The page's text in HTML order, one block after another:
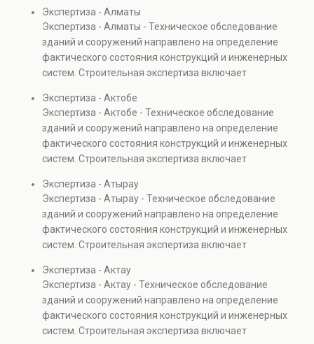
элементов и оценку эксплуатационной безопасности.
Услуга востребована при покупке недвижимости,
капитальном ремонте и реконструкции объектов, а
также при судебных разбирательствах и технических
проверках.
Экспертиза - Алматы
Экспертиза - Алматы - Техническое обследование
зданий и сооружений направлено на определение
фактического состояния конструкций и инженерных
систем. Строительная экспертиза включает
элементов и оценку эксплуатационной безопасности.
Услуга востребована при покупке недвижимости,
капитальном ремонте и реконструкции объектов, а
также при судебных разбирательствах и технических
проверках.
Экспертиза - Актобе
Экспертиза - Актобе - Техническое обследование
зданий и сооружений направлено на определение
фактического состояния конструкций и инженерных
систем. Строительная экспертиза включает
элементов и оценку эксплуатационной безопасности.
Услуга востребована при покупке недвижимости,
капитальном ремонте и реконструкции объектов, а
также при судебных разбирательствах и технических
проверках.
Экспертиза - Атырау
Экспертиза - Атырау - Техническое обследование
зданий и сооружений направлено на определение
фактического состояния конструкций и инженерных
систем. Строительная экспертиза включает
элементов и оценку эксплуатационной безопасности.
Услуга востребована при покупке недвижимости,
капитальном ремонте и реконструкции объектов, а
также при судебных разбирательствах и технических
проверках.
Экспертиза - Актау
Экспертиза - Актау - Техническое обследование
зданий и сооружений направлено на определение
фактического состояния конструкций и инженерных
систем. Строительная экспертиза включает